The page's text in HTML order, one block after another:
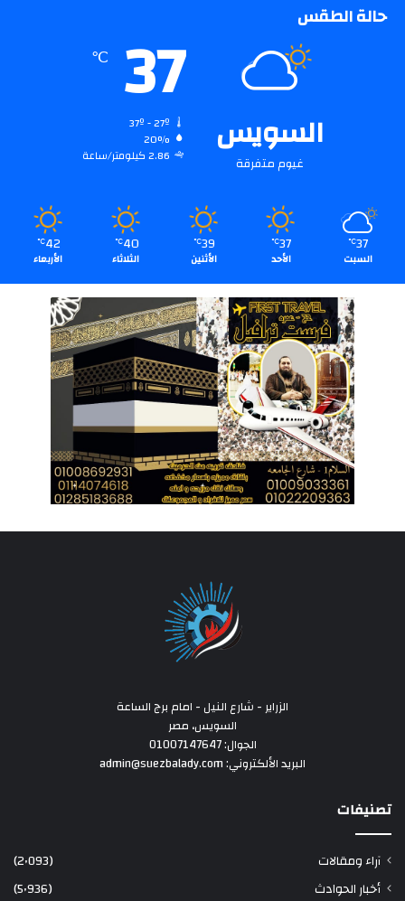
حالة الطقس
السويس
غيوم متفرقة
37
℃
20%
2.86 كيلومتر/ساعة
37
℃
السبت
37
℃
الأحد
39
℃
الأثنين
40
℃
الثلاثاء
42
℃
الأربعاء
الزراير - شارع النيل - امام برج الساعة
السويس، مصر
الجوال: 01007147647
البريد الألكتروني: admin@suezbalady.com
تصنيفات
آراء ومقالات
(2٬093)
أخبار الحوادث
(5٬936)